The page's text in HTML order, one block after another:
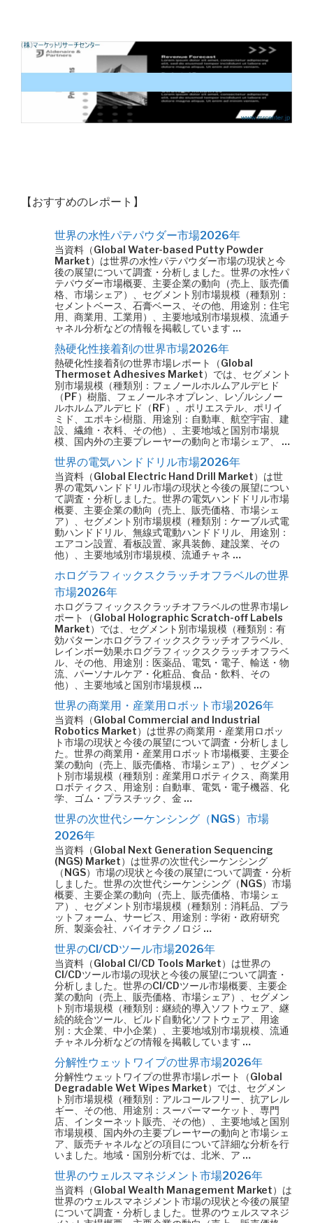
【おすすめのレポート】
世界の水性パテパウダー市場2026年
当資料（Global Water-based Putty Powder
Market）は世界の水性パテパウダー市場の現状と今
後の展望について調査・分析しました。世界の水性パ
テパウダー市場概要、主要企業の動向（売上、販売価
格、市場シェア）、セグメント別市場規模（種類別：
セメントベース、石膏ベース、その他、用途別：住宅
用、商業用、工業用）、主要地域別市場規模、流通チ
ャネル分析などの情報を掲載しています …
熱硬化性接着剤の世界市場2026年
熱硬化性接着剤の世界市場レポート（Global
Thermoset Adhesives Market）では、セグメント
別市場規模（種類別：フェノールホルムアルデヒド
（PF）樹脂、フェノールネオプレン、レゾルシノー
ルホルムアルデヒド（RF）、ポリエステル、ポリイ
ミド、エポキシ樹脂、用途別：自動車、航空宇宙、建
設、繊維・衣料、その他）、主要地域と国別市場規
模、国内外の主要プレーヤーの動向と市場シェア、 …
世界の電気ハンドドリル市場2026年
当資料（Global Electric Hand Drill Market）は世
界の電気ハンドドリル市場の現状と今後の展望につい
て調査・分析しました。世界の電気ハンドドリル市場
概要、主要企業の動向（売上、販売価格、市場シェ
ア）、セグメント別市場規模（種類別：ケーブル式電
動ハンドドリル、無線式電動ハンドドリル、用途別：
エアコン設置、看板設置、家具装飾、建設業、その
他）、主要地域別市場規模、流通チャネ …
ホログラフィックスクラッチオフラベルの世界
市場2026年
ホログラフィックスクラッチオフラベルの世界市場レ
ポート（Global Holographic Scratch-off Labels
Market）では、セグメント別市場規模（種類別：有
効パターンホログラフィックスクラッチオフラベル、
レインボー効果ホログラフィックスクラッチオフラベ
ル、その他、用途別：医薬品、電気・電子、輸送・物
流、パーソナルケア・化粧品、食品・飲料、その
他）、主要地域と国別市場規模 …
世界の商業用・産業用ロボット市場2026年
当資料（Global Commercial and Industrial
Robotics Market）は世界の商業用・産業用ロボッ
ト市場の現状と今後の展望について調査・分析しまし
た。世界の商業用・産業用ロボット市場概要、主要企
業の動向（売上、販売価格、市場シェア）、セグメン
ト別市場規模（種類別：産業用ロボティクス、商業用
ロボティクス、用途別：自動車、電気・電子機器、化
学、ゴム・プラスチック、金 …
世界の次世代シーケンシング（NGS）市場
2026年
当資料（Global Next Generation Sequencing
(NGS) Market）は世界の次世代シーケンシング
（NGS）市場の現状と今後の展望について調査・分析
しました。世界の次世代シーケンシング（NGS）市場
概要、主要企業の動向（売上、販売価格、市場シェ
ア）、セグメント別市場規模（種類別：消耗品、プラ
ットフォーム、サービス、用途別：学術・政府研究
所、製薬会社、バイオテクノロジ …
世界のCI/CDツール市場2026年
当資料（Global CI/CD Tools Market）は世界の
CI/CDツール市場の現状と今後の展望について調査・
分析しました。世界のCI/CDツール市場概要、主要企
業の動向（売上、販売価格、市場シェア）、セグメン
ト別市場規模（種類別：継続的導入ソフトウェア、継
続的統合ツール、ビルド自動化ソフトウェア、用途
別：大企業、中小企業）、主要地域別市場規模、流通
チャネル分析などの情報を掲載しています …
分解性ウェットワイプの世界市場2026年
分解性ウェットワイプの世界市場レポート（Global
Degradable Wet Wipes Market）では、セグメン
ト別市場規模（種類別：アルコールフリー、抗アレル
ギー、その他、用途別：スーパーマーケット、専門
店、インターネット販売、その他）、主要地域と国別
市場規模、国内外の主要プレーヤーの動向と市場シェ
ア、販売チャネルなどの項目について詳細な分析を行
いました。地域・国別分析では、北米、ア …
世界のウェルスマネジメント市場2026年
当資料（Global Wealth Management Market）は
世界のウェルスマネジメント市場の現状と今後の展望
について調査・分析しました。世界のウェルスマネジ